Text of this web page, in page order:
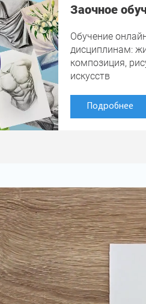
Заочное
Обучение
дисциплинам:
композиция,
искусств
Подробнее